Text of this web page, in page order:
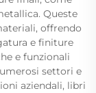
Queste
offrendo
e finiture
e funzionali
settori e
aziendali, libri